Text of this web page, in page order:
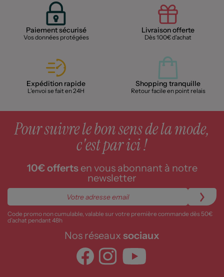
Paiement sécurisé
Vos données protégées
Livraison offerte
Dès 100€ d'achat
Expédition rapide
L'envoi se fait en 24H
Shopping tranquille
Retour facile en point relais
Pour suivre le bon sens de la mode,
c'est par ici !
10€ offertsen vous abonnant à notre
newsletter
Code promo non cumulable, valable sur votre première commande dès 50€
d’achat pendant 48h
Nos réseaux sociaux